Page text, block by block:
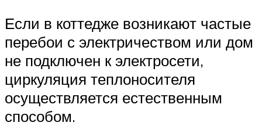
Если в коттедже возникают частые
перебои с электричеством или дом
не подключен к электросети,
циркуляция теплоносителя
осуществляется естественным
способом.